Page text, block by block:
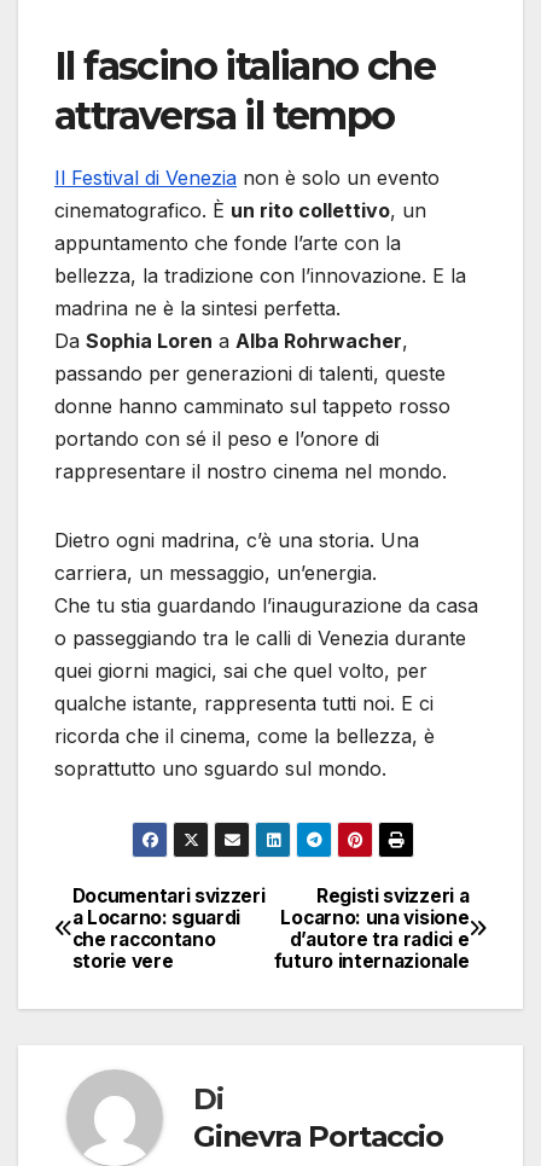
Il fascino italiano che
attraversa il tempo
Il Festival di Venezia non è solo un evento
cinematografico. È un rito collettivo, un
appuntamento che fonde l’arte con la
bellezza, la tradizione con l’innovazione. E la
madrina ne è la sintesi perfetta.
Da Sophia Loren a Alba Rohrwacher,
passando per generazioni di talenti, queste
donne hanno camminato sul tappeto rosso
portando con sé il peso e l’onore di
rappresentare il nostro cinema nel mondo.
Dietro ogni madrina, c’è una storia. Una
carriera, un messaggio, un’energia.
Che tu stia guardando l’inaugurazione da casa
o passeggiando tra le calli di Venezia durante
quei giorni magici, sai che quel volto, per
qualche istante, rappresenta tutti noi. E ci
ricorda che il cinema, come la bellezza, è
soprattutto uno sguardo sul mondo.
Navigazione
articoli
Registi svizzeri a
Locarno: una visione
d’autore tra radici e
futuro internazionale
Documentari svizzeri
a Locarno: sguardi
che raccontano
storie vere
Di
Ginevra Portaccio